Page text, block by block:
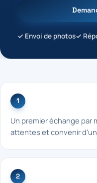
✓ Envoi de photos✓
1
Un premier échange par
attentes et convenir
2